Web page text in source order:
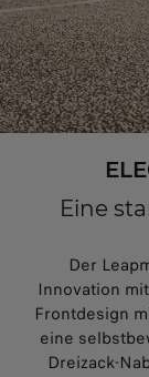
Eine
Der
Innovation
Frontdesign
eine
Dreizack-